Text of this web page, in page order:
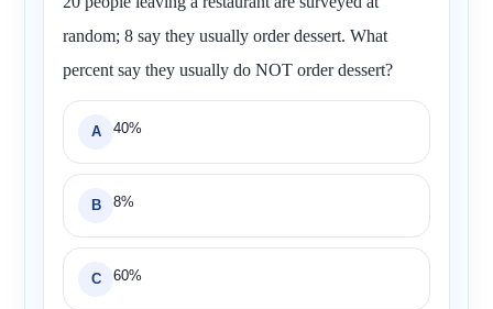
random; 8 say they usually order dessert. What
percent say they usually do NOT order dessert?
A 40%
B 8%
C 60%